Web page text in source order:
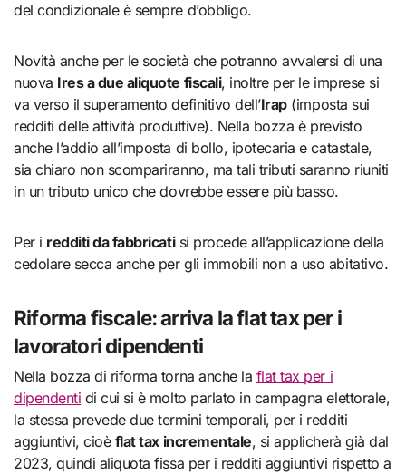
del condizionale è sempre d’obbligo.
Novità anche per le società che potranno avvalersi di una
nuova Ires a due aliquote fiscali, inoltre per le imprese si
va verso il superamento definitivo dell’Irap(imposta sui
redditi delle attività produttive). Nella bozza è previsto
anche l’addio all’imposta di bollo, ipotecaria e catastale,
sia chiaro non scompariranno, ma tali tributi saranno riuniti
in un tributo unico che dovrebbe essere più basso.
Per i redditi da fabbricatisi procede all’applicazione della
cedolare secca anche per gli immobili non a uso abitativo.
Riforma fiscale: arriva la flat tax per i
lavoratori dipendenti
Nella bozza di riforma torna anche la flat tax per i
dipendenti di cui si è molto parlato in campagna elettorale,
la stessa prevede due termini temporali, per i redditi
aggiuntivi, cioè flat tax incrementale, si applicherà già dal
2023, quindi aliquota fissa per i redditi aggiuntivi rispetto a